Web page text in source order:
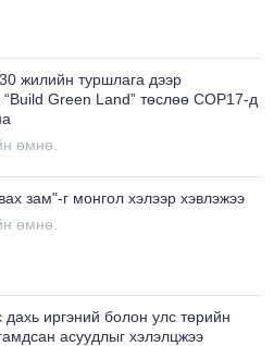
жилийн туршлага дээр
“Build Green Land” төслөө COP17-д
өмнө.
зам"-г монгол хэлээр хэвлэжээ
өмнө.
иргэний болон улс төрийн
асуудлыг хэлэлцжээ